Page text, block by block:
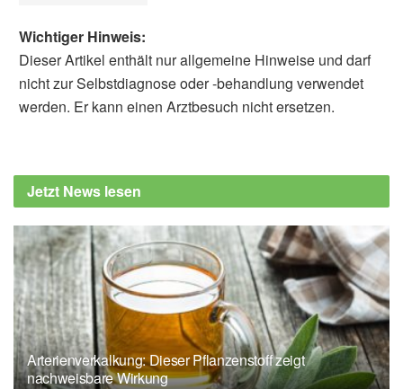
Zhang, Bo Jiang, Sehrish Manan, Chaofeng
Zhang, Peng Wang, Caoxing Huang,
Lignin Materials Attenuate Type 2 Diabetes
Mellitus (T2DM) Progression by Preserving
Glutathione via Insulin Receptor Substrate
1/Phosphoinositide 3-Kinase/Protein Kinase
B (IRS1/PI3K/AKT) Axis; in: Journal of
Bioresources and Bioproducts (veröffentlicht
08.10.2025),sciencedirect.com
Wichtiger Hinweis:
Dieser Artikel enthält nur allgemeine Hinweise und darf
nicht zur Selbstdiagnose oder -behandlung verwendet
werden. Er kann einen Arztbesuch nicht ersetzen.
Jetzt News lesen
Arterienverkalkung: Dieser Pflanzenstoff zeigt
nachweisbare Wirkung